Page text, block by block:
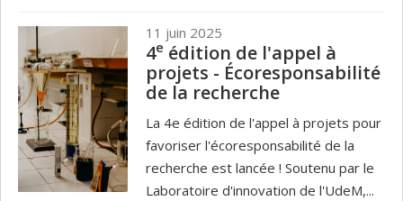
11 juin 2025
4e édition de l'appel à
projets - Écoresponsabilité
de la recherche
La 4e édition de l'appel à projets pour
favoriser l'écoresponsabilité de la
recherche est lancée ! Soutenu par le
Laboratoire d'innovation de l'UdeM,...